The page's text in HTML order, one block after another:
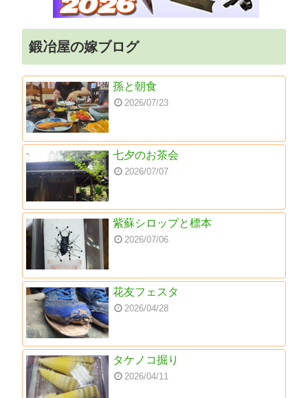
鍛冶屋の嫁ブログ
孫と朝食
2026/07/23
七夕のお茶会
2026/07/07
紫蘇シロップと標本
2026/07/06
花友フェスタ
2026/04/28
タケノコ掘り
2026/04/11